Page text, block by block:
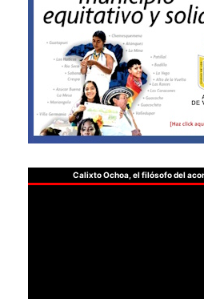
Calixto Ochoa, el filósofo del